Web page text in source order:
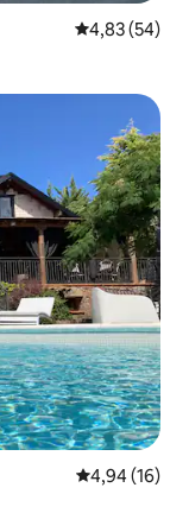
4,83 de uma
4,83 (54)
4,94 de uma
4,94 (16)